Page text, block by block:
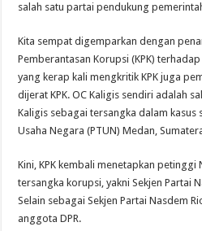
salah satu partai pendukung
Kita sempat digemparkan dengan
Pemberantasan Korupsi (KPK)
yang kerap kali mengkritik KPK juga
dijerat KPK. OC Kaligis sendiri adalah
Kaligis sebagai tersangka dalam kasus
Usaha Negara (PTUN) Medan,
Kini, KPK kembali menetapkan petinggi
tersangka korupsi, yakni Sekjen Partai
Selain sebagai Sekjen Partai Nasdem
anggota DPR.